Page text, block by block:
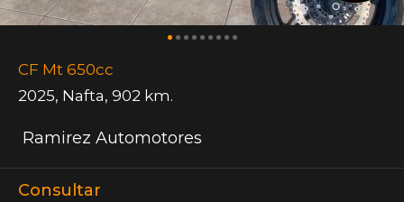
CF Mt 650cc
2025, Nafta, 902 km.
Ramirez Automotores
Consultar